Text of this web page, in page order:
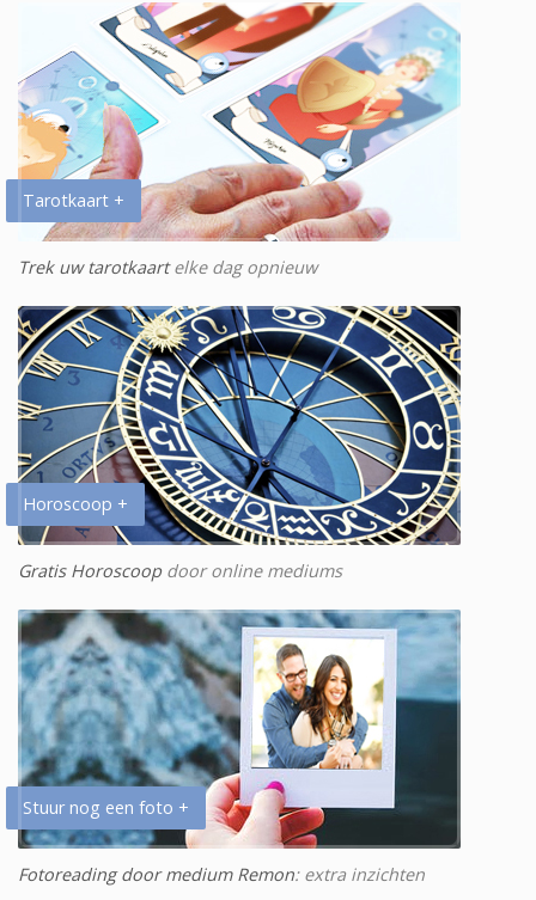
Tarotkaart +
Trek uw tarotkaartelke dag opnieuw
Horoscoop +
Gratis Horoscoopdoor online mediums
Stuur nog een foto +
Fotoreading door medium Remon: extra inzichten